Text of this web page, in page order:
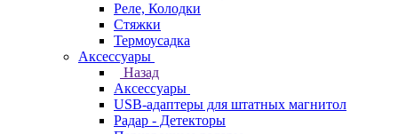
Реле, Колодки
Стяжки
Термоусадка
Аксессуары
Назад
Аксессуары
USB-адаптеры для штатных магнитол
Радар - Детекторы